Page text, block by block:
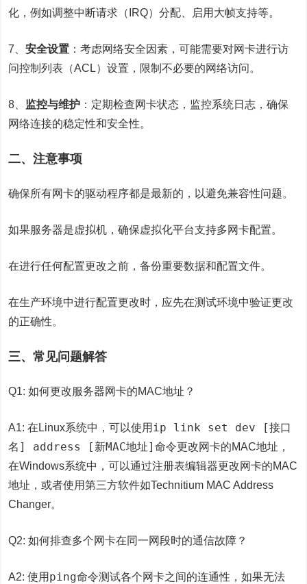
化，例如调整中断请求（IRQ）分配、启用大帧支持等。
7、安全设置 ：考虑网络安全因素，可能需要对网卡进行访
问控制列表（ACL）设置，限制不必要的网络访问。
8、 监控与维护 ：定期检查网卡状态，监控系统日志，确保
网络连接的稳定性和安全性。
二、注意事项
确保所有网卡的驱动程序都是最新的，以避免兼容性问题。
如果服务器是虚拟机，确保虚拟化平台支持多网卡配置。
在进行任何配置更改之前，备份重要数据和配置文件。
在生产环境中进行配置更改时，应先在测试环境中验证更改
的正确性。
三、常见问题解答
Q1: 如何更改服务器网卡的MAC地址？
A1: 在Linux系统中，可以使用 ip link set dev [接口
名] address [新MAC地址]命令更改网卡的MAC地址，
在Windows系统中，可以通过注册表编辑器更改网卡的MAC
地址，或者使用第三方软件如Technitium MAC Address
Changer。
Q2: 如何排查多个网卡在同一网段时的通信故障？
A2: 使用 ping命令测试各个网卡之间的连通性，如果无法